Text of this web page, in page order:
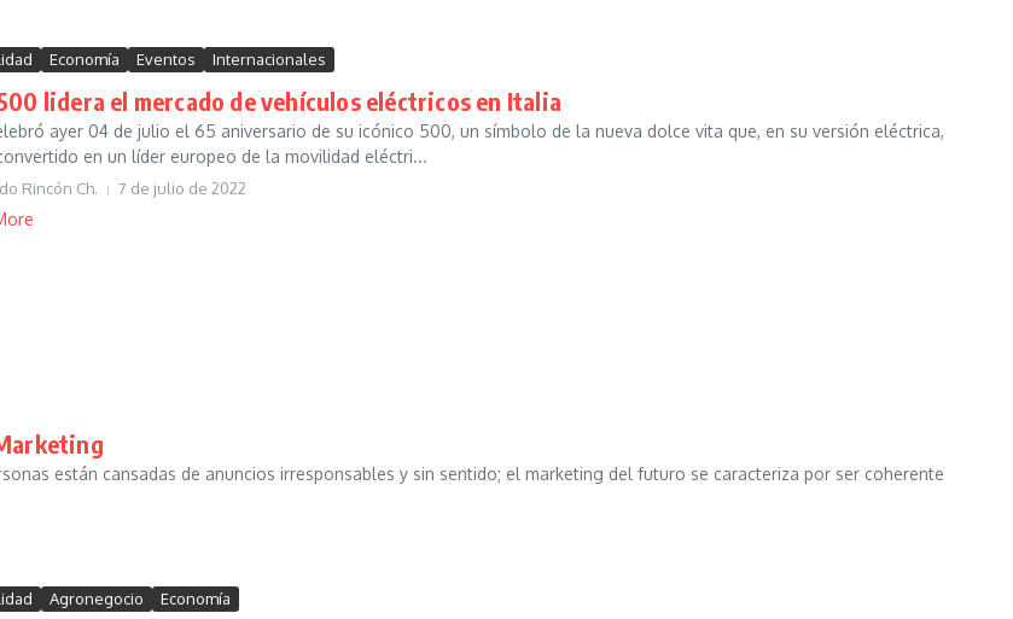
Economía Eventos Internacionales
lidera el mercado de vehículos eléctricos en Italia
ayer 04 de julio el 65 aniversario de su icónico 500, un símbolo de la nueva dolce vita que, en su versión eléctrica,
en un líder europeo de la movilidad eléctri...
Rincón Ch. 7 de julio de 2022
están cansadas de anuncios irresponsables y sin sentido; el marketing del futuro se caracteriza por ser coherente
Agronegocio Economía